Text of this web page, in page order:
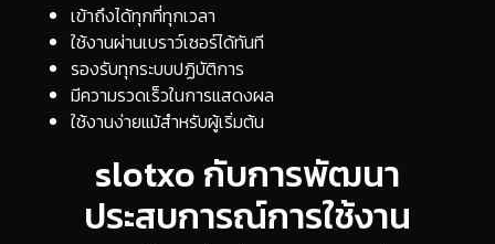
เข้าถึงได้ทุกที่ทุกเวลา
ใช้งานผ่านเบราว์เซอร์ได้ทันที
รองรับทุกระบบปฏิบัติการ
มีความรวดเร็วในการแสดงผล
ใช้งานง่ายแม้สำหรับผู้เริ่มต้น
slotxo กับการพัฒนา
ประสบการณ์การใช้งาน